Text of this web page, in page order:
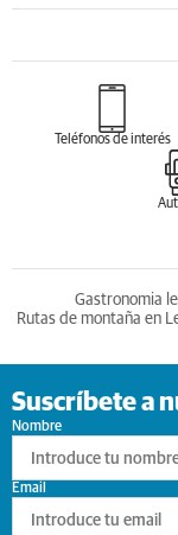
Teléfonos de interés
Gastronomia
Rutas de montaña en
Suscríbete a
Nombre
Email